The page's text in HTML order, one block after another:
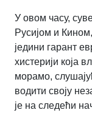
У овом часу,
Русијом и
једини гарант
хистерији која
морамо,
водити своју
је на следећи